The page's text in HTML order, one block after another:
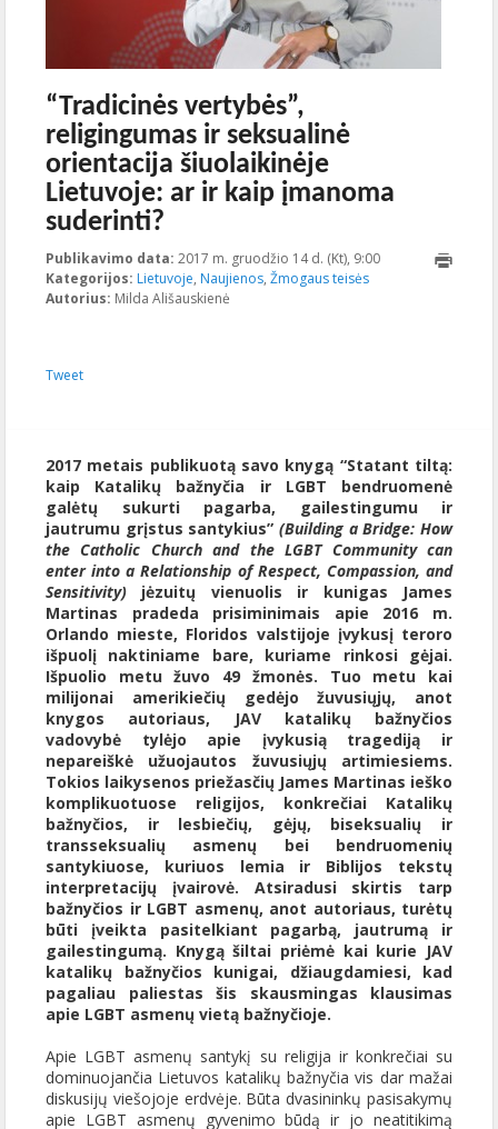
“Tradicinės vertybės”,
religingumas ir seksualinė
orientacija šiuolaikinėje
Lietuvoje: ar ir kaip įmanoma
suderinti?
Publikavimo data: 2017 m. gruodžio 14 d. (Kt), 9:00 2017-12-
Kategorijos: Lietuvoje, Naujienos, Žmogaus teisės
Autorius: Milda Ališauskienė
Tweet
2017 metais publikuotą savo knygą “Statant tiltą:
kaip Katalikų bažnyčia ir LGBT bendruomenė
galėtų sukurti pagarba, gailestingumu ir
jautrumu grįstus santykius” (Building a Bridge: How
the Catholic Church and the LGBT Community can
enter into a Relationship of Respect, Compassion, and
Sensitivity) jėzuitų vienuolis ir kunigas James
Martinas pradeda prisiminimais apie 2016 m.
Orlando mieste, Floridos valstijoje įvykusį teroro
išpuolį naktiniame bare, kuriame rinkosi gėjai.
Išpuolio metu žuvo 49 žmonės. Tuo metu kai
milijonai amerikiečių gedėjo žuvusiųjų, anot
knygos autoriaus, JAV katalikų bažnyčios
vadovybė tylėjo apie įvykusią tragediją ir
nepareiškė užuojautos žuvusiųjų artimiesiems.
Tokios laikysenos priežasčių James Martinas ieško
komplikuotuose religijos, konkrečiai Katalikų
bažnyčios, ir lesbiečių, gėjų, biseksualių ir
transseksualių asmenų bei bendruomenių
santykiuose, kuriuos lemia ir Biblijos tekstų
interpretacijų įvairovė. Atsiradusi skirtis tarp
bažnyčios ir LGBT asmenų, anot autoriaus, turėtų
būti įveikta pasitelkiant pagarbą, jautrumą ir
gailestingumą. Knygą šiltai priėmė kai kurie JAV
katalikų bažnyčios kunigai, džiaugdamiesi, kad
pagaliau paliestas šis skausmingas klausimas
apie LGBT asmenų vietą bažnyčioje.
Apie LGBT asmenų santykį su religija ir konkrečiai su
dominuojančia Lietuvos katalikų bažnyčia vis dar mažai
diskusijų viešojoje erdvėje. Būta dvasininkų pasisakymų
apie LGBT asmenų gyvenimo būdą ir jo neatitikimą